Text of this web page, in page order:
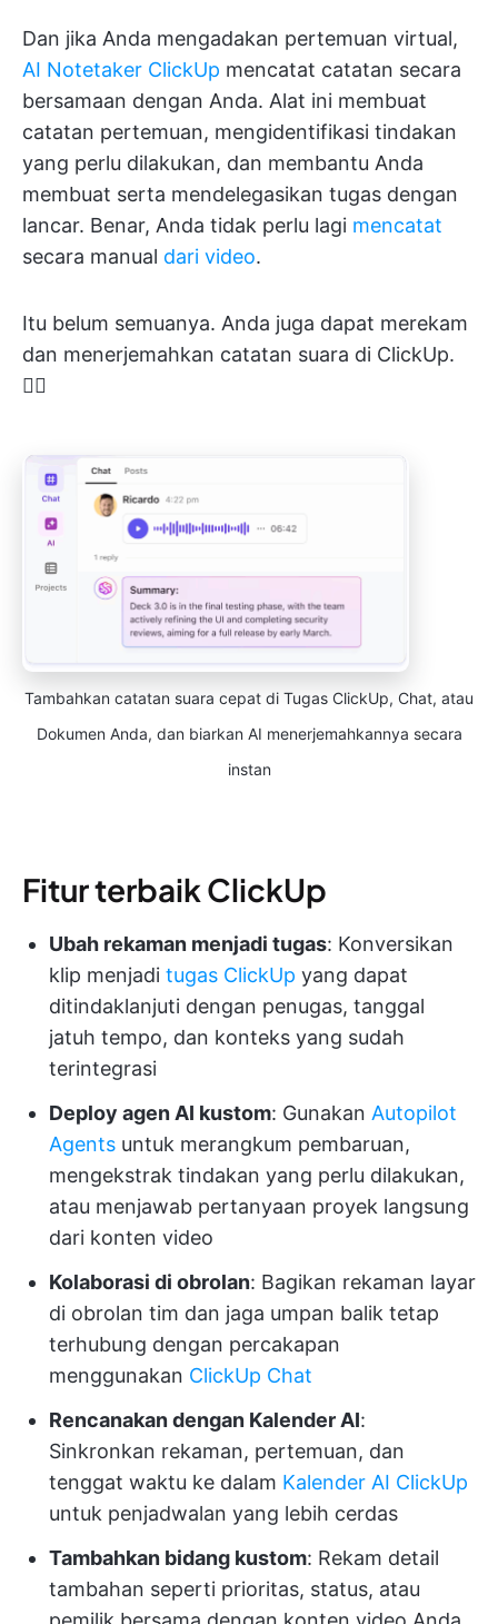
Dan jika Anda mengadakan pertemuan virtual,
AI Notetaker ClickUp mencatat catatan secara
bersamaan dengan Anda. Alat ini membuat
catatan pertemuan, mengidentifikasi tindakan
yang perlu dilakukan, dan membantu Anda
membuat serta mendelegasikan tugas dengan
lancar. Benar, Anda tidak perlu lagi mencatat
secara manual dari video.
Itu belum semuanya. Anda juga dapat merekam
dan menerjemahkan catatan suara di ClickUp.
👇🏼
Tambahkan catatan suara cepat di Tugas ClickUp, Chat, atau
Dokumen Anda, dan biarkan AI menerjemahkannya secara
instan
Fitur terbaik ClickUp
Ubah rekaman menjadi tugas: Konversikan
klip menjadi tugas ClickUp yang dapat
ditindaklanjuti dengan penugas, tanggal
jatuh tempo, dan konteks yang sudah
terintegrasi
Deploy agen AI kustom: Gunakan Autopilot
Agents untuk merangkum pembaruan,
mengekstrak tindakan yang perlu dilakukan,
atau menjawab pertanyaan proyek langsung
dari konten video
Kolaborasi di obrolan: Bagikan rekaman layar
di obrolan tim dan jaga umpan balik tetap
terhubung dengan percakapan
menggunakan ClickUp Chat
Rencanakan dengan Kalender AI:
Sinkronkan rekaman, pertemuan, dan
tenggat waktu ke dalam Kalender AI ClickUp
untuk penjadwalan yang lebih cerdas
Tambahkan bidang kustom: Rekam detail
tambahan seperti prioritas, status, atau